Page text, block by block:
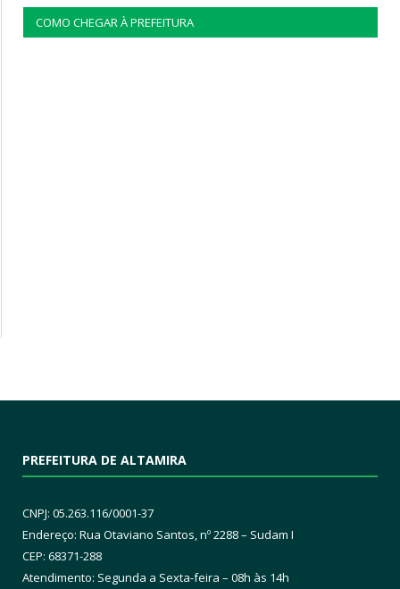
COMO CHEGAR À PREFEITURA
PREFEITURA DE ALTAMIRA
CNPJ: 05.263.116/0001-37
Endereço: Rua Otaviano Santos, nº 2288 – Sudam I
CEP: 68371-288
Atendimento: Segunda a Sexta-feira – 08h às 14h